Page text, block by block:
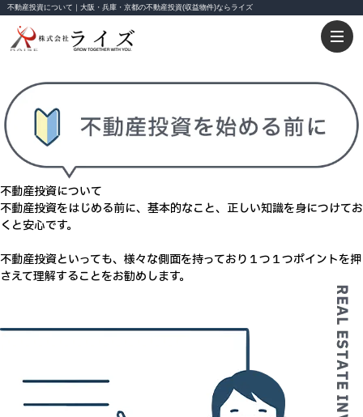
不動産投資について｜大阪・兵庫・京都の不動産投資(収益物件)ならライズ
不動産投資について
不動産投資をはじめる前に、 基本的なこと、正しい知識を身につけてお
くと安心です。
不動産投資といっても、様々な側面を持っており１つ１つポイントを押
さえて理解することをお勧めします。